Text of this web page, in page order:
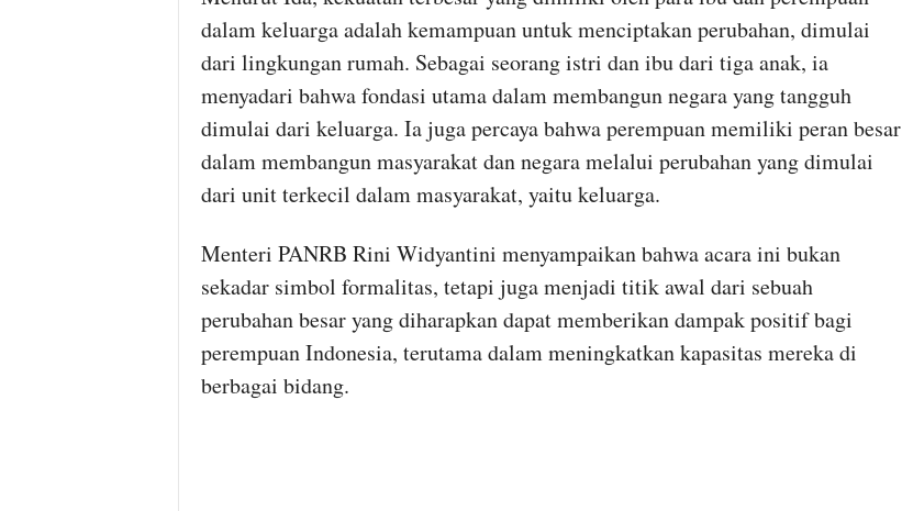
dalam keluarga adalah kemampuan untuk menciptakan perubahan, dimulai
dari lingkungan rumah. Sebagai seorang istri dan ibu dari tiga anak, ia
menyadari bahwa fondasi utama dalam membangun negara yang tangguh
dimulai dari keluarga. Ia juga percaya bahwa perempuan memiliki peran besar
dalam membangun masyarakat dan negara melalui perubahan yang dimulai
dari unit terkecil dalam masyarakat, yaitu keluarga.
Menteri PANRB Rini Widyantini menyampaikan bahwa acara ini bukan
sekadar simbol formalitas, tetapi juga menjadi titik awal dari sebuah
perubahan besar yang diharapkan dapat memberikan dampak positif bagi
perempuan Indonesia, terutama dalam meningkatkan kapasitas mereka di
berbagai bidang.